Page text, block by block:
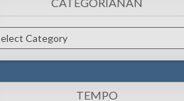
CATEGORIANAN
TEMPO